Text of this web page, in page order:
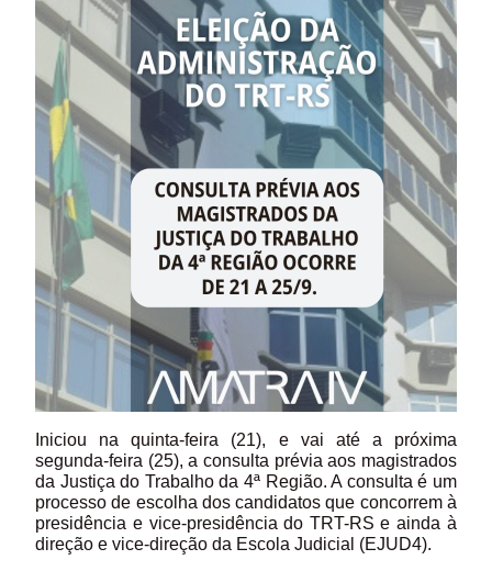
Iniciou na quinta-feira (21), e vai até a próxima
segunda-feira (25), a consulta prévia aos magistrados
da Justiça do Trabalho da 4ª Região. A consulta é um
processo de escolha dos candidatos que concorrem à
presidência e vice-presidência do TRT-RS e ainda à
direção e vice-direção da Escola Judicial (EJUD4).